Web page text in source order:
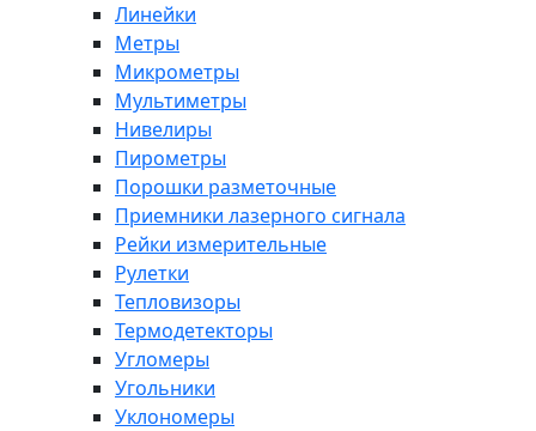
Линейки
Метры
Микрометры
Мультиметры
Нивелиры
Пирометры
Порошки разметочные
Приемники лазерного сигнала
Рейки измерительные
Рулетки
Тепловизоры
Термодетекторы
Угломеры
Угольники
Уклономеры